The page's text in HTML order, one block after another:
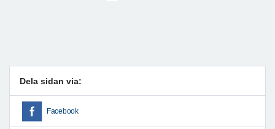
Dela sidan via:
Facebook